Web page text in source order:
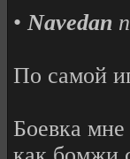
•Navedan
По самой
Боевка мне